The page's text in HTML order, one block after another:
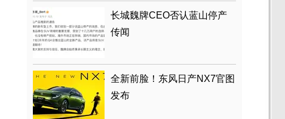
长城魏牌CEO否认蓝山停产
传闻
全新前脸！东风日产NX7官图
发布